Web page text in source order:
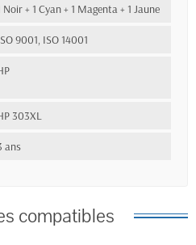
Noir + 1 Cyan + 1 Magenta + 1 Jaune
9001, ISO 14001
303XL
ans
compatibles